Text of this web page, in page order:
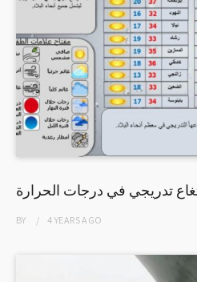
تدريجي في درجات الحرارة
BY 4 YEARSAGO